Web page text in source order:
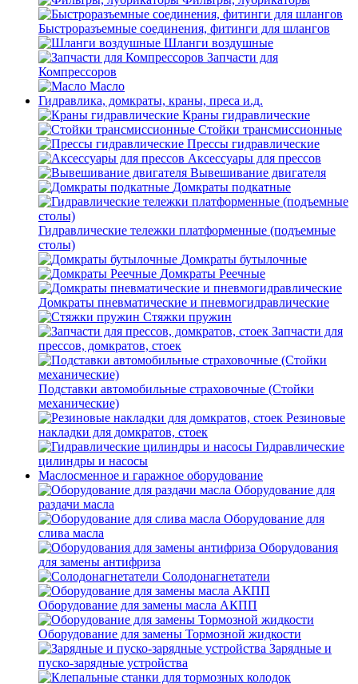
Быстроразъемные соединения, фитинги для шлангов
Шланги воздушные
Запчасти для
Компрессоров
Масло
Гидравлика, домкраты, краны, преса и.д.
Краны гидравлические
Стойки трансмиссионные
Прессы гидравлические
Аксессуары для прессов
Вывешивание двигателя
Домкраты подкатные
Гидравлические тележки платформенные (подъемные
столы)
Домкраты бутылочные
Домкраты Реечные
Домкраты пневматические и пневмогидравлические
Стяжки пружин
Запчасти для
прессов, домкратов, стоек
Подставки автомобильные страховочные (Стойки
механические)
Резиновые
накладки для домкратов, стоек
Гидравлические
цилиндры и насосы
Маслосменное и гаражное оборудование
Оборудование для
раздачи масла
Оборудование для
слива масла
Оборудования
для замены антифриза
Солодонагнетатели
Оборудование для замены масла АКПП
Оборудование для замены Тормозной жидкости
Зарядные и
пуско-зарядные устройства